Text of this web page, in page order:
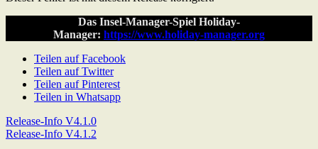
Das Insel-Manager-Spiel Holiday-
Manager: https://www.holiday-manager.org
Teilen auf Facebook
Teilen auf Twitter
Teilen auf Pinterest
Teilen in Whatsapp
Beitragsnavigation
Previous
Post:
Release-Info V4.1.0
Next
Release-Info V4.1.2